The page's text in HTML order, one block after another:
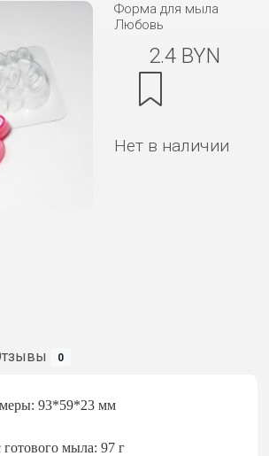
Форма для мыла
Любовь
2.4 BYN
Нет в наличии
0
93*59*23 мм
мыла: 97 г